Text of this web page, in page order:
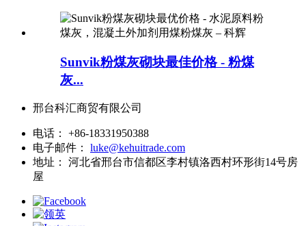
Sunvik粉煤灰砌块最佳价格 - 粉煤
灰...
邢台科汇商贸有限公司
电话：
+86-18331950388
电子邮件：
luke@kehuitrade.com
地址：
河北省邢台市信都区李村镇洛西村环形街14号房
屋